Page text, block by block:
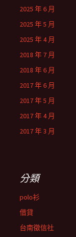
2025 年 6 月
2025 年 5 月
2025 年 4 月
2018 年 7 月
2018 年 6 月
2017 年 6 月
2017 年 5 月
2017 年 4 月
2017 年 3 月
分類
polo衫
借貸
台南徵信社